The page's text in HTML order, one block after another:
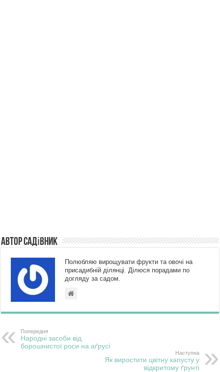
Автор Садівник
Полюбляю вирощувати фрукти та овочі на
присадибній ділянці. Ділюся порадами по
догляду за садом.
Попередня
Народні засоби від
борошнистої роси на аґрусі
Наступна
Як виростити цвітну капусту у
відкритому ґрунті